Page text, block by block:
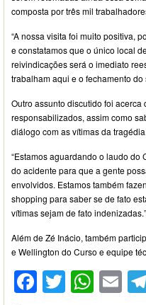
composta por três mil
“A nossa visita foi muito positiva,
e constatamos que o único local
reivindicações será o imediato
trabalham aqui e o fechamento
Outro assunto discutido foi
responsabilizados, assim como
diálogo com as vítimas da tragédia.
“Estamos aguardando o laudo do
do acidente para que a gente
envolvidos. Estamos também
shopping para saber se de fato
vítimas sejam de fato
Além de Zé Inácio, também
e Wellington do Curso e equipe
Facebook
Twitter